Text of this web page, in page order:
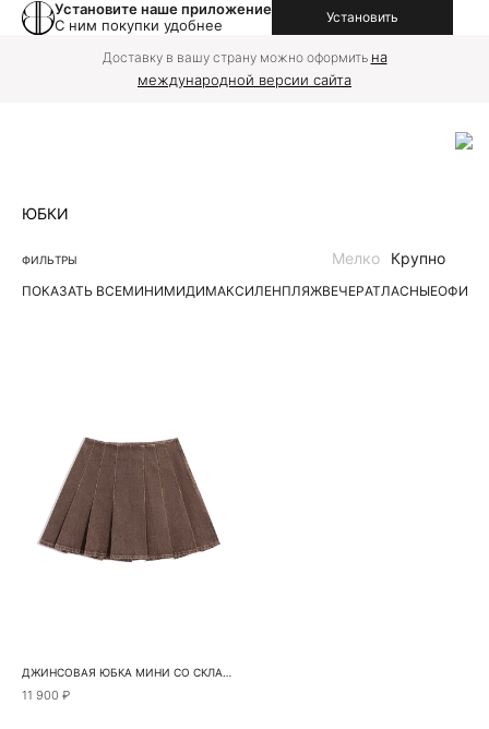
Установите наше приложение
С ним покупки удобнее
Установить
Доставку в вашу страну можно оформить на
международной версии сайта
ЮБКИ
ФИЛЬТРЫ
ПОКАЗАТЬ ВСЕМИНИМИДИМАКСИЛЕНПЛЯЖВЕЧЕРАТЛАСНЫЕОФИС
Мелко Крупно
ДЖИНСОВАЯ ЮБКА МИНИ СО СКЛАДКАМИ
11 900 ₽